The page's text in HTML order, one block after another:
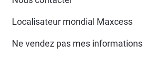
Localisateur mondial Maxcess
Ne vendez pas mes informations